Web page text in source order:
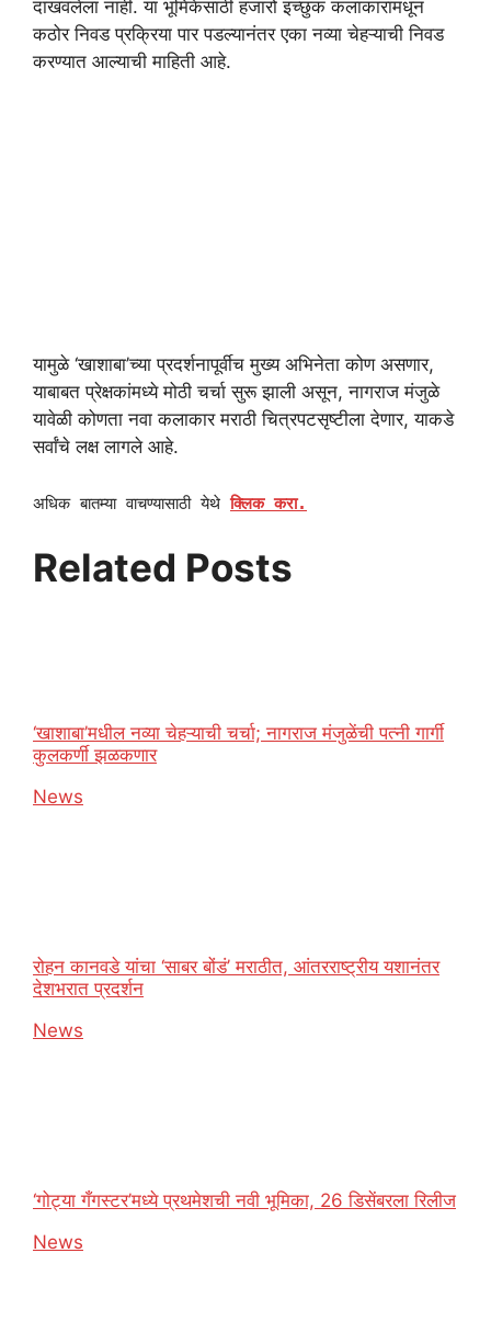
दाखवलेला नाही. या भूमिकेसाठी हजारो इच्छुक कलाकारांमधून
कठोर निवड प्रक्रिया पार पडल्यानंतर एका नव्या चेहऱ्याची निवड
करण्यात आल्याची माहिती आहे.
यामुळे ‘खाशाबा’च्या प्रदर्शनापूर्वीच मुख्य अभिनेता कोण असणार,
याबाबत प्रेक्षकांमध्ये मोठी चर्चा सुरू झाली असून, नागराज मंजुळे
यावेळी कोणता नवा कलाकार मराठी चित्रपटसृष्टीला देणार, याकडे
सर्वांचे लक्ष लागले आहे.
अधिक बातम्या वाचण्यासाठी येथेक्लिक करा.
Related Posts
‘खाशाबा’मधील नव्या चेहऱ्याची चर्चा; नागराज मंजुळेंची पत्नी गार्गी
कुलकर्णी झळकणार
In relation to
News
रोहन कानवडे यांचा ‘साबर बोंडं’ मराठीत, आंतरराष्ट्रीय यशानंतर
देशभरात प्रदर्शन
In relation to
News
‘गोट्या गँगस्टर’मध्ये प्रथमेशची नवी भूमिका, 26 डिसेंबरला रिलीज
In relation to
News